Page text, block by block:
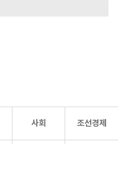
사회 조선경제